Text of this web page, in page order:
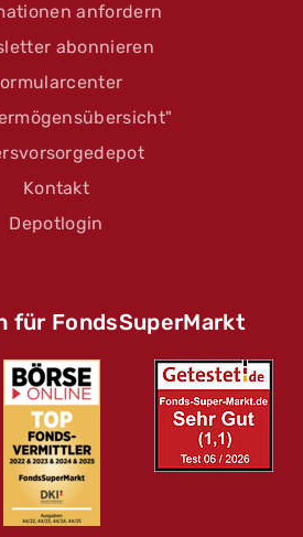
anfordern
abonnieren
Kontakt
Depotlogin
für FondsSuperMarkt